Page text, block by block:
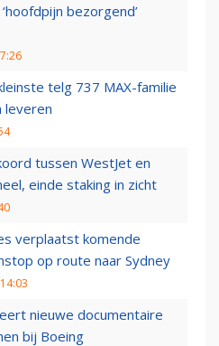
bezorgend’
telg 737 MAX-familie
leveren
tussen WestJet en
einde staking in zicht
verplaatst komende
op route naar Sydney
nieuwe documentaire
bij Boeing